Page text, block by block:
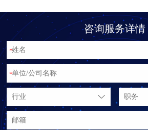
咨询服务详情
*
*
行业 职务